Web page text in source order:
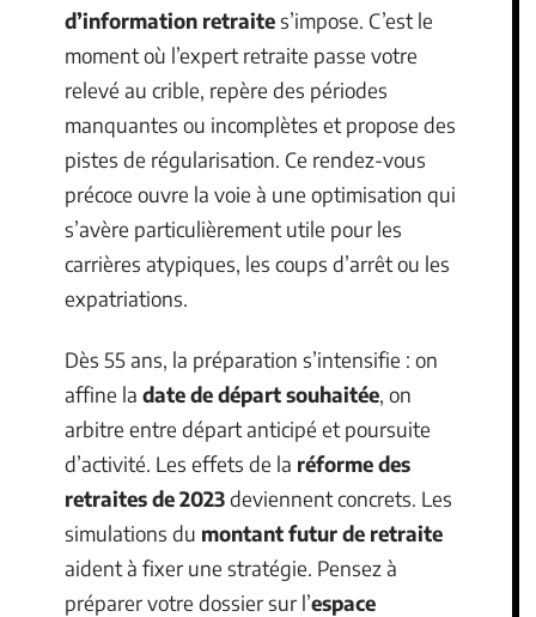
d’information retraites’impose. C’est le
moment où l’expert retraite passe votre
relevé au crible, repère des périodes
manquantes ou incomplètes et propose des
pistes de régularisation. Ce rendez-vous
précoce ouvre la voie à une optimisation qui
s’avère particulièrement utile pour les
carrières atypiques, les coups d’arrêt ou les
expatriations.
Dès 55 ans, la préparation s’intensifie : on
affine la date de départ souhaitée, on
arbitre entre départ anticipé et poursuite
d’activité. Les effets de la réforme des
retraites de 2023deviennent concrets. Les
simulations du montant futur de retraite
aident à fixer une stratégie. Pensez à
préparer votre dossier sur l’espace